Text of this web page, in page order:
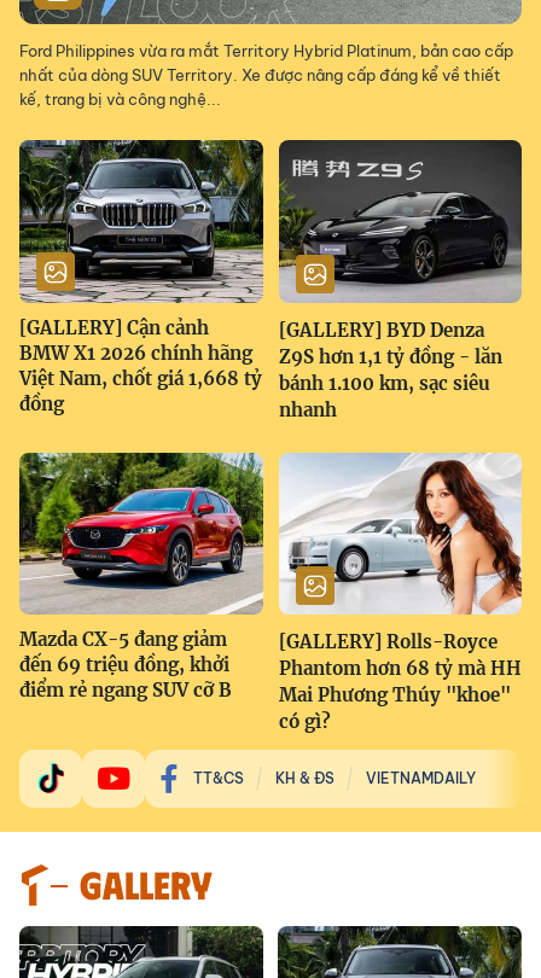
Ford Philippines vừa ra mắt Territory Hybrid Platinum, bản cao cấp
nhất của dòng SUV Territory. Xe được nâng cấp đáng kể về thiết
kế, trang bị và công nghệ...
[GALLERY] Cận cảnh
BMW X1 2026 chính hãng
Việt Nam, chốt giá 1,668 tỷ
đồng
[GALLERY] BYD Denza
Z9S hơn 1,1 tỷ đồng - lăn
bánh 1.100 km, sạc siêu
nhanh
Mazda CX-5 đang giảm
đến 69 triệu đồng, khởi
điểm rẻ ngang SUV cỡ B
[GALLERY] Rolls-Royce
Phantom hơn 68 tỷ mà HH
Mai Phương Thúy "khoe"
có gì?
TT&CS KH & ĐS VIETNAMDAILY
GALLERY